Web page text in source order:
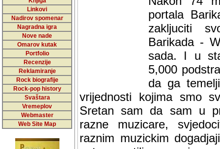
Linkovi
Nadirov spomenar
Nagradna igra
Nove nade
Omarov kutak
Portfolio
Recenzije
Reklamiranje
Rock biografije
Rock-pop history
Svaštara
Vremeplov
Webmaster
Web Site Map
portala
zakljuciti
Barikada -
sada. I u
5,000
da ga
vrijednosti kojima smo
Sretan sam da sam u
muzicare, svjedociti
muzickim dogadjajima...